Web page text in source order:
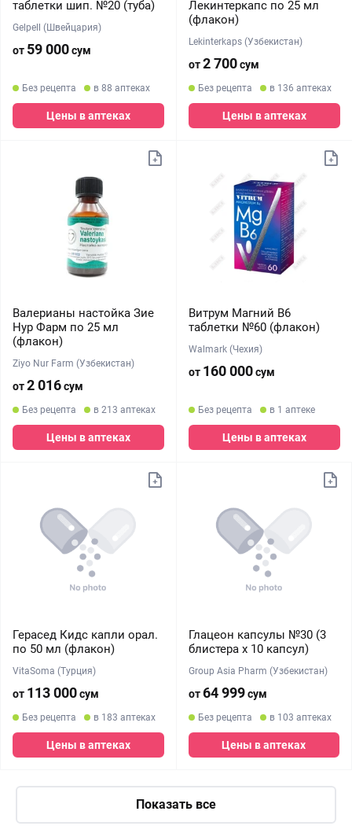
таблетки шип. №20 (туба)
Gelpell (Швейцария)
от 59 000сум
Без рецепта в 88 аптеках
Цены в аптеках
Лекинтеркапс по 25 мл
(флакон)
Lekinterkaps (Узбекистан)
от2 700сум
Без рецепта в 136 аптеках
Цены в аптеках
Валерианы настойка Зие
Нур Фарм по 25 мл
(флакон)
Ziyo Nur Farm (Узбекистан)
от2 016сум
Без рецепта в 213 аптеках
Цены в аптеках
Витрум Магний В6
таблетки №60 (флакон)
Walmark (Чехия)
от 160 000сум
Без рецепта в 1 аптеке
Цены в аптеках
Герасед Кидс капли орал.
по 50 мл (флакон)
VitaSoma (Турция)
от 113 000сум
Без рецепта в 183 аптеках
Цены в аптеках
Глацеон капсулы №30 (3
блистера х 10 капсул)
Group Asia Pharm (Узбекистан)
от64 999сум
Без рецепта в 103 аптеках
Цены в аптеках
Показать все